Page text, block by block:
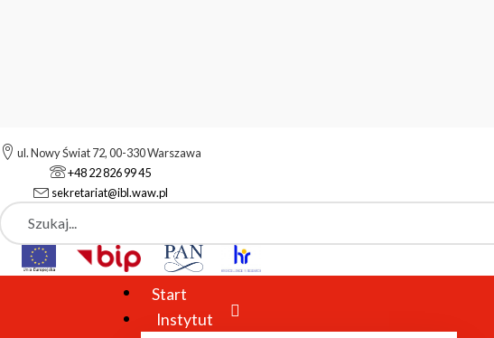
ul. Nowy Świat 72, 00-330 Warszawa
+48 22 826 99 45
sekretariat@ibl.waw.pl
Szukaj
Start
Instytut